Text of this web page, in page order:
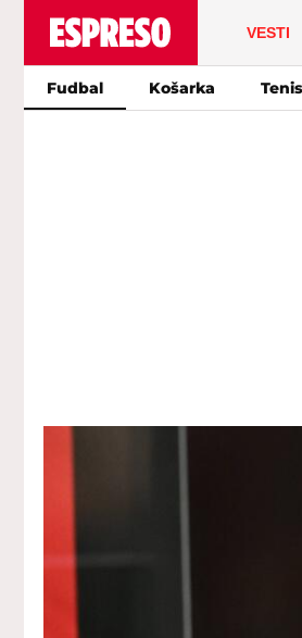
VESTI
Fudbal Košarka Tenis